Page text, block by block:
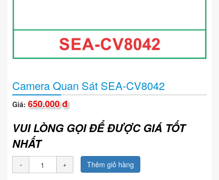
Camera Quan Sát SEA-CV8042
Giá: 650.000 đ
VUI LÒNG GỌI ĐỂ ĐƯỢC GIÁ TỐT
NHẤT
Thêm giỏ hàng